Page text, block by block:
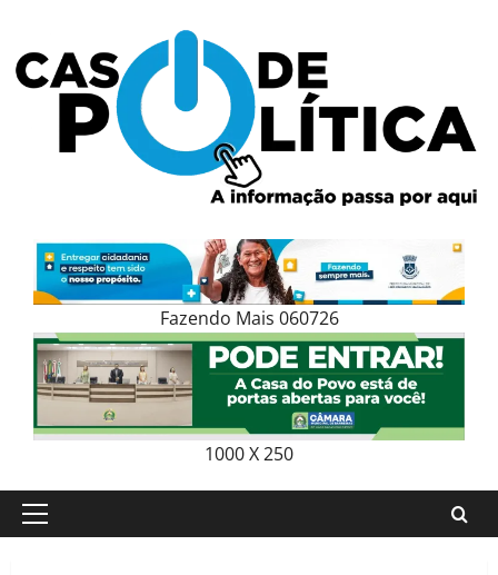
content
Fazendo Mais 060726
1000 X 250
Primary